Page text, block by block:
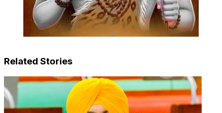
Related Stories